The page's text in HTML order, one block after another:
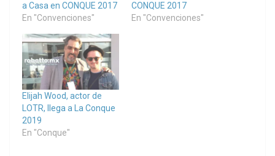
a Casa en CONQUE 2017
En "Convenciones"
CONQUE 2017
En "Convenciones"
Elijah Wood, actor de
LOTR, llega a La Conque
2019
En "Conque"